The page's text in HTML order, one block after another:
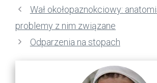
Wał okołopaznokciowy:
problemy z nim związane
Odparzenia na stopach